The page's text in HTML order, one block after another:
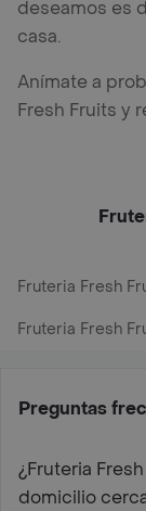
deseamos es
casa.
Anímate a
Fresh Fruits y
Fruteria Fresh
Fruteria Fresh
Preguntas
¿Fruteria
domicilio